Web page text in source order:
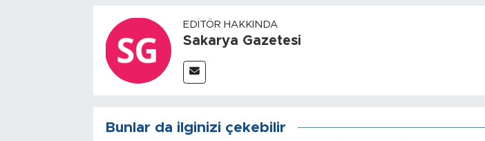
EDITÖR HAKKINDA
Sakarya Gazetesi
Bunlar da ilginizi çekebilir